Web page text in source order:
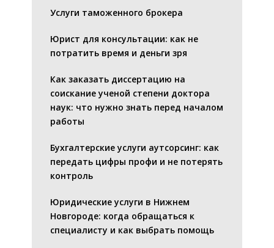
Услуги таможенного брокера
Юрист для консультации: как не
потратить время и деньги зря
Как заказать диссертацию на
соискание ученой степени доктора
наук: что нужно знать перед началом
работы
Бухгалтерские услуги аутсорсинг: как
передать цифры профи и не потерять
контроль
Юридические услуги в Нижнем
Новгороде: когда обращаться к
специалисту и как выбрать помощь